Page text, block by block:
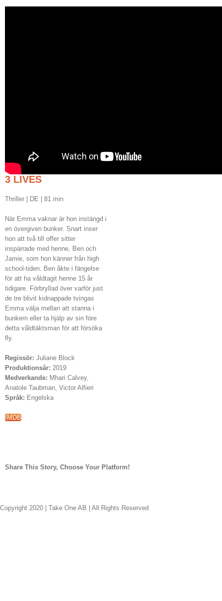
3 LIVES
Thriller | DE | 81 min
När Emma vaknar är hon instängd i
en övergiven bunker. Snart inser
hon att två till offer sitter
inspärrade med henne, Ben och
Jamie, som hon känner från high
school-tiden. Ben åkte i fängelse
för att ha våldtagit henne 15 år
tidigare. Förbryllad över varför just
de tre blivit kidnappade tvingas
Emma välja mellan att stanna i
bunkern eller ta hjälp av sin före
detta våldtäktsman för att försöka
fly.
Regissör: Juliane Block
Produktionsår: 2019
Medverkande: Mhari Calvey,
Anatole Taubman, Victor Alfieri
Språk: Engelska
IMDB
Share This Story, Choose Your Platform!
Copyright 2020 | Take One AB | All Rights Reserved